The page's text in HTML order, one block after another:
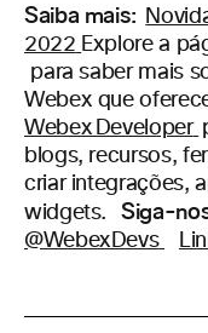
Saiba mais:
2022 Explore a
para saber mais
Webex que
Webex Developer
blogs, recursos,
criar integrações,
widgets.
Siga-
@WebexDevs